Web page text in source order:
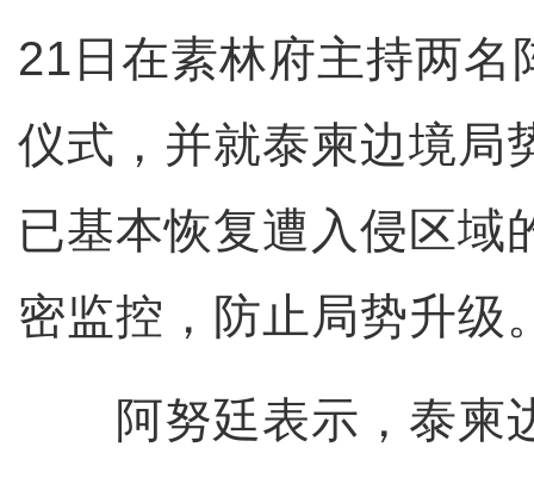
21日在素林府主持两名
仪式，并就泰柬边境局
已基本恢复遭入侵区域
密监控，防止局势升级
阿努廷表示，泰柬